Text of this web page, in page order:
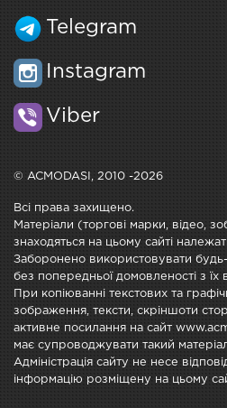
Telegram
Instagram
Viber
© ACMODASI, 2010 -2026
Всі права захищено.
Матеріали (торгові марки, відео,
знаходяться на цьому сайті
Заборонено використовувати будь-
без попередньої домовленості з їх
При копіюванні текстових та
зображення, тексти, скріншоти
активне посилання на сайт
має супроводжувати такий
Адміністрація сайту не несе
інформацію розміщену на цьому